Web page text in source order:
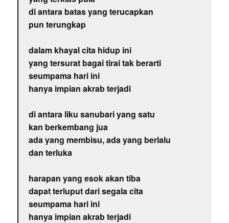
di antara batas yang terucapkan
pun terungkap
dalam khayal cita hidup ini
yang tersurat bagai tirai tak berarti
seumpama hari ini
hanya impian akrab terjadi
di antara liku sanubari yang satu
kan berkembang jua
ada yang membisu, ada yang berlalu
dan terluka
harapan yang esok akan tiba
dapat terluput dari segala cita
seumpama hari ini
hanya impian akrab terjadi